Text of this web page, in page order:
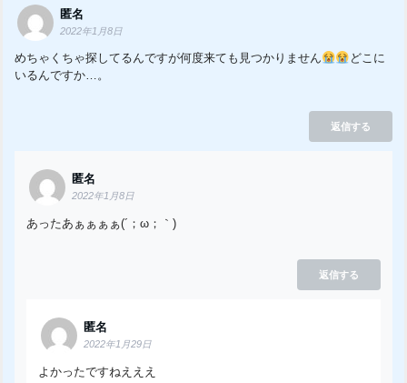
匿名
2022年1月8日
めちゃくちゃ探してるんですが何度来ても見つかりません
どこに
いるんですか…。
返信する
匿名
2022年1月8日
あったあぁぁぁぁ(´；ω；｀)
返信する
匿名
2022年1月29日
よかったですねえええ